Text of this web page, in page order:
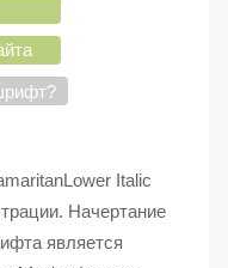
Italic
Начертание
является